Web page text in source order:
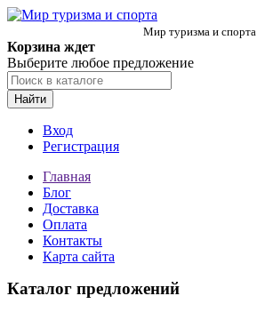
Мир туризма и спорта
Корзина ждет
Выберите любое предложение
Найти
Вход
Регистрация
Главная
Блог
Доставка
Оплата
Контакты
Карта сайта
Каталог предложений